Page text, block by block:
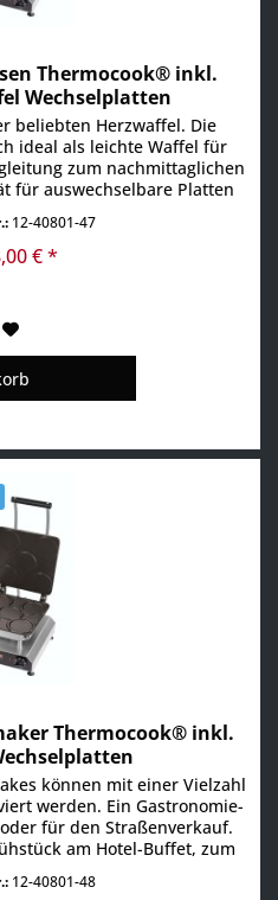
Thermocook® inkl.
Wechselplatten
beliebten Herzwaffel. Die
ideal als leichte Waffel für
zum nachmittaglichen
für auswechselbare Platten
Wechselplatten
Pizza, Crêpes, Paninis,...
12-40801-47
€ *
Thermocook® inkl.
können mit einer Vielzahl
werden. Ein Gastronomie-
für den Straßenverkauf.
am Hotel-Buffet, zum
für auswechselbare Platten
12-40801-48